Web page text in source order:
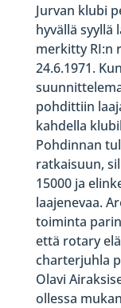
Jurvan klubi
hyvällä syyllä
merkitty RI:n
24.6.1971.
pohdittiin
kahdella
Pohdinnan
ratkaisuun,
15000 ja
laajenevaa.
toiminta
että rotary
charterjuhla
Olavi
ollessa